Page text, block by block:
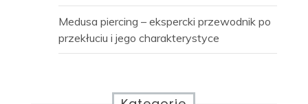
Medusa piercing – ekspercki przewodnik po
przekłuciu i jego charakterystyce